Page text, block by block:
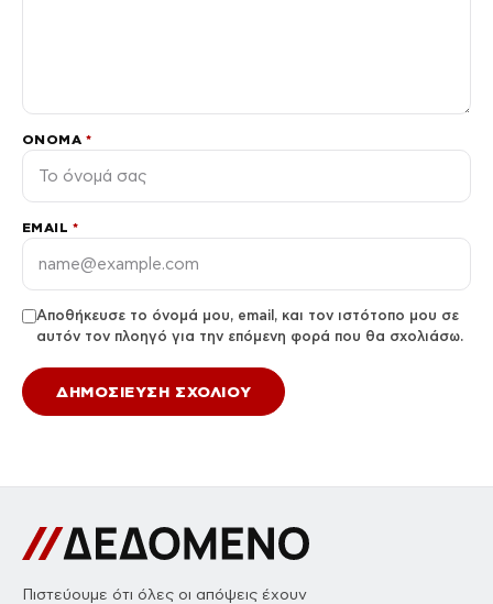
ΌΝΟΜΑ *
EMAIL *
Αποθήκευσε το όνομά μου, email, και τον ιστότοπο μου σε
αυτόν τον πλοηγό για την επόμενη φορά που θα σχολιάσω.
Πιστεύουμε ότι όλες οι απόψεις έχουν